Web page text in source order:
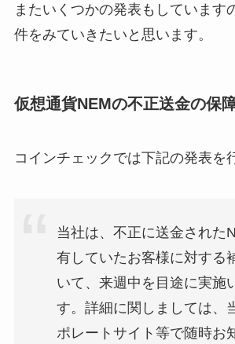
またいくつかの発表もしています
件をみていきたいと思います。
仮想通貨NEMの不正送金の保
コインチェックでは下記の発表を
当社は、不正に送金された
有していたお客様に対する
いて、来週中を目途に実施
す。詳細に関しましては、
ポレートサイト等で随時お